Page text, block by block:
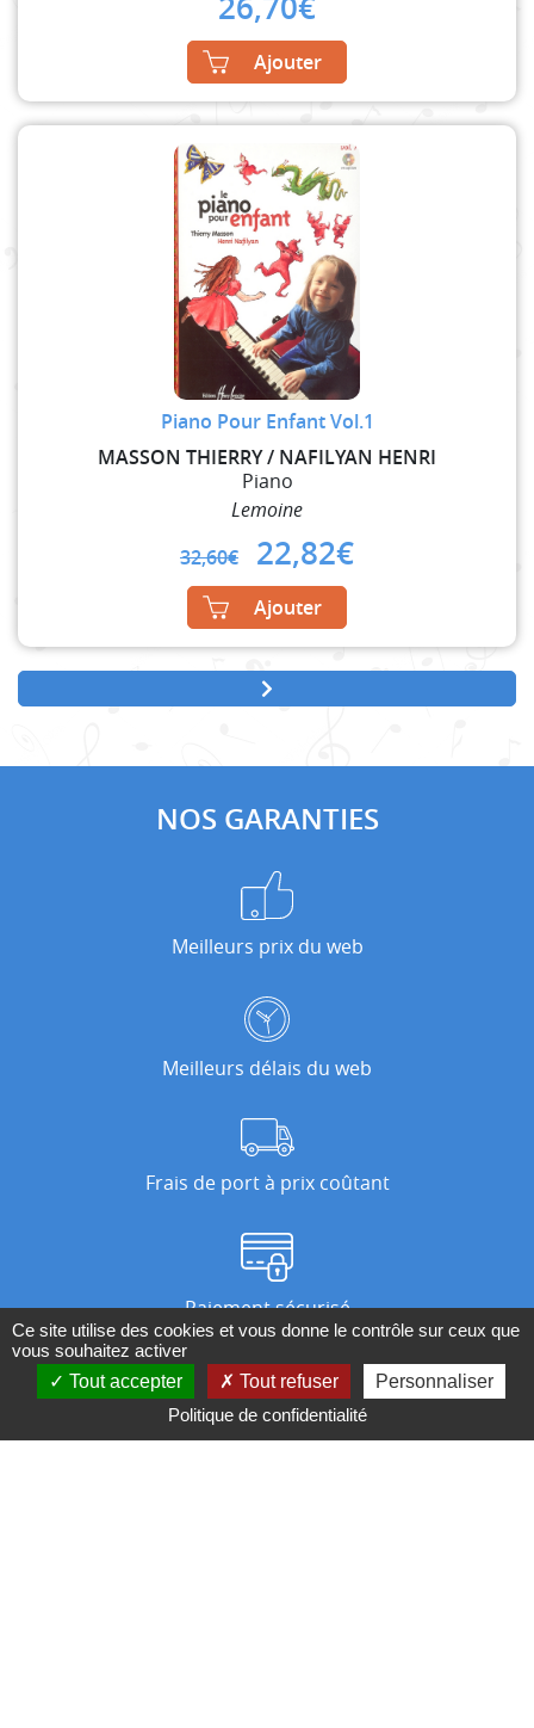
Ajouter
Piano Pour Enfant Vol.1
MASSON THIERRY / NAFILYAN HENRI
Piano
Lemoine
32,60€ Original
price
was:
32,60€.
22,82€Current
22,82€.
Ajouter
NOS GARANTIES
Meilleurs prix du web
Meilleurs délais du web
Frais de port à prix coûtant
Paiement sécurisé
Nos magasins
Ce site utilise des cookies et vous donne le contrôle sur ceux que
vous souhaitez activer
Tout accepter
Tout refuser
Personnaliser
Politique de confidentialité